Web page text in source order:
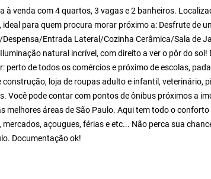
à venda com 4 quartos, 3 vagas e 2 banheiros.
para quem procura morar próximo a: Desfrute de
Entrada Lateral/Cozinha Cerâmica/Sala de
natural incrível, com direito a ver o pôr do
perto de todos os comércios e próximo de escolas,
construção, loja de roupas adulto e infantil, veterinário,
Você pode contar com pontos de ônibus próximos a
melhores áreas de São Paulo. Aqui tem todo o
mercados, açougues, férias e etc... Não perca sua
Documentação ok!